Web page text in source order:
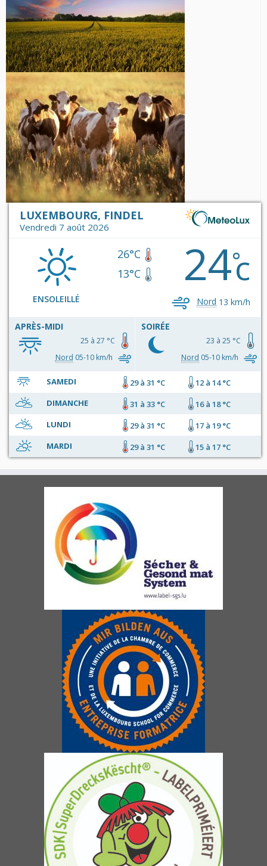
LUXEMBOURG, FINDEL
Vendredi 7 août 2026
ENSOLEILLÉ
26°C
13°C
24°c
Nord 13 km/h
APRÈS-MIDI
25 à 27 °C
Nord 05-10 km/h
SOIRÉE
23 à 25 °C
Nord 05-10 km/h
SAMEDI 29 à 31 °C
12 à 14 °C
DIMANCHE
31 à 33 °C
16 à 18 °C
LUNDI
29 à 31 °C
17 à 19 °C
MARDI
29 à 31 °C 15 à 17 °C